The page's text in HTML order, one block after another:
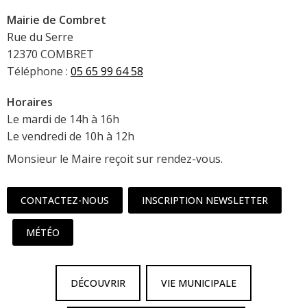
Mairie de Combret
Rue du Serre
12370 COMBRET
Téléphone : 05 65 99 64 58
Horaires
Le mardi de 14h à 16h
Le vendredi de 10h à 12h
Monsieur le Maire reçoit sur rendez-vous.
CONTACTEZ-NOUS INSCRIPTION NEWSLETTER
MÉTÉO
DÉCOUVRIR VIE MUNICIPALE